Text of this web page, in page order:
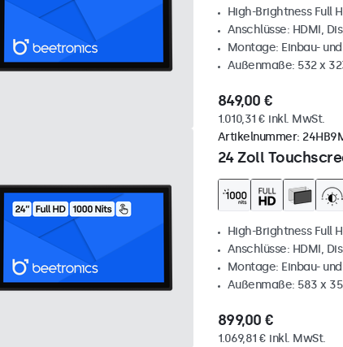
High-Brightness Full
Anschlüsse: HDMI,
Montage: Einbau-
Außenmaße: 532 x
849,00 €
1.010,31 € inkl. MwSt.
24 Zoll
Artikelnummer:
High-Brightness Full
Anschlüsse: HDMI,
Montage: Einbau-
Außenmaße: 583 x
899,00 €
1.069,81 € inkl. MwSt.